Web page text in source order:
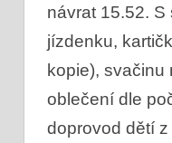
návrat 15.52. S
jízdenku,
kopie), svačinu
oblečení dle
doprovod dětí